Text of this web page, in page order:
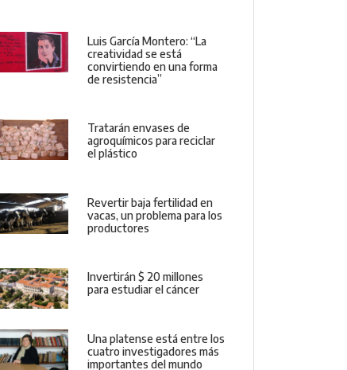
Luis García Montero: “La
creatividad se está
convirtiendo en una forma
de resistencia”
Tratarán envases de
agroquímicos para reciclar
el plástico
Revertir baja fertilidad en
vacas, un problema para los
productores
Invertirán $ 20 millones
para estudiar el cáncer
Una platense está entre los
cuatro investigadores más
importantes del mundo